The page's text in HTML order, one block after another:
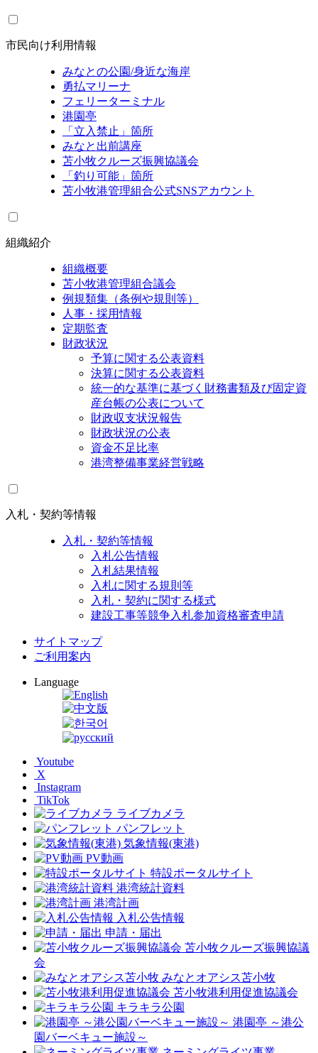
市民向け利用情報
みなとの公園/身近な海岸
勇払マリーナ
フェリーターミナル
港園亭
「立入禁止」箇所
みなと出前講座
苫小牧クルーズ振興協議会
「釣り可能」箇所
苫小牧港管理組合公式SNSアカウント
組織紹介
組織概要
苫小牧港管理組合議会
例規類集（条例や規則等）
人事・採用情報
定期監査
財政状況
予算に関する公表資料
決算に関する公表資料
統一的な基準に基づく財務書類及び固定資
産台帳の公表について
財政収支状況報告
財政状況の公表
資金不足比率
港湾整備事業経営戦略
入札・契約等情報
入札・契約等情報
入札公告情報
入札結果情報
入札に関する規則等
入札・契約に関する様式
建設工事等競争入札参加資格審査申請
サイトマップ
ご利用案内
Language
Youtube
X
Instagram
TikTok
ライブカメラ
パンフレット
気象情報(東港)
PV動画
特設ポータルサイト
港湾統計資料
港湾計画
入札公告情報
申請・届出
苫小牧クルーズ振興協議
会
みなとオアシス苫小牧
苫小牧港利用促進協議会
キラキラ公園
港園亭 ～港公
園バーベキュー施設～